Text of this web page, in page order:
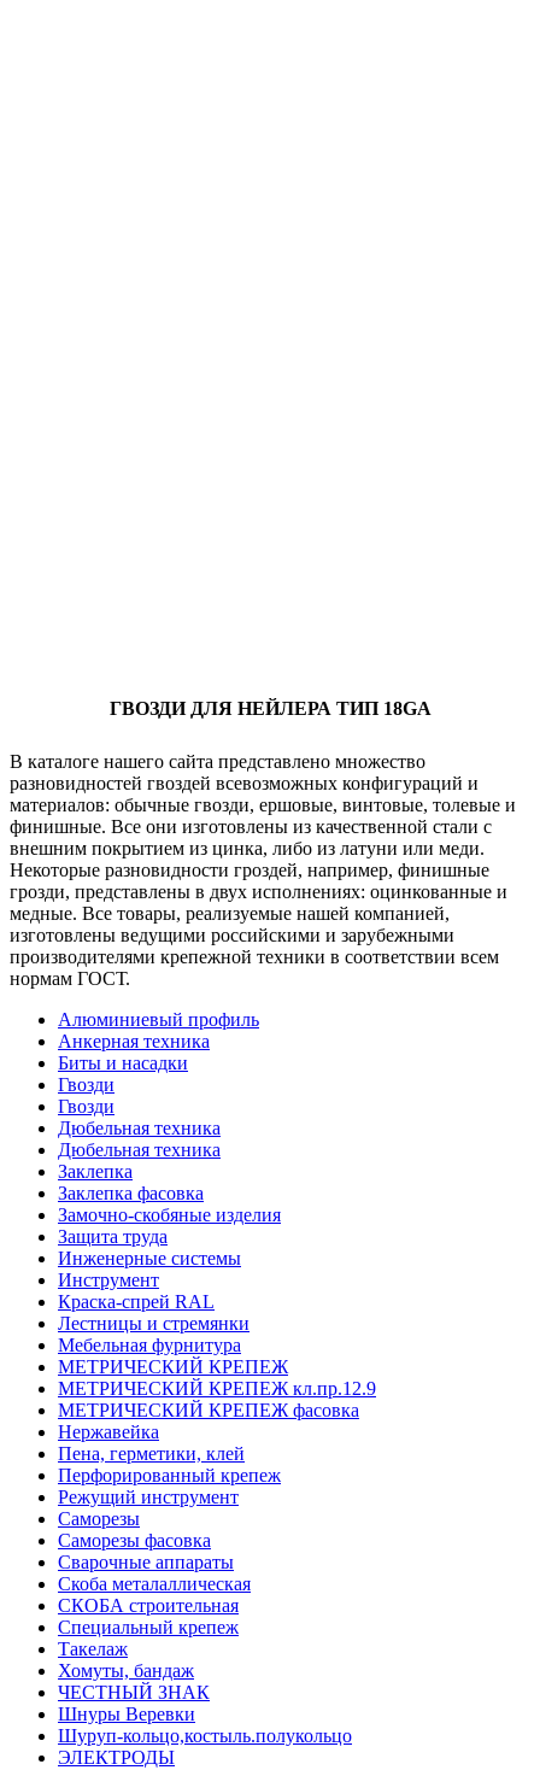
ГВОЗДИ ДЛЯ НЕЙЛЕРА ТИП 18GA
В каталоге нашего сайта представлено множество
разновидностей гвоздей всевозможных конфигураций и
материалов: обычные гвозди, ершовые, винтовые, толевые и
финишные. Все они изготовлены из качественной стали с
внешним покрытием из цинка, либо из латуни или меди.
Некоторые разновидности гроздей, например, финишные
грозди, представлены в двух исполнениях: оцинкованные и
медные. Все товары, реализуемые нашей компанией,
изготовлены ведущими российскими и зарубежными
производителями крепежной техники в соответствии всем
нормам ГОСТ.
Алюминиевый профиль
Анкерная техника
Биты и насадки
Гвозди
Гвозди
Дюбельная техника
Дюбельная техника
Заклепка
Заклепка фасовка
Замочно-скобяные изделия
Защита труда
Инженерные системы
Инструмент
Краска-спрей RAL
Лестницы и стремянки
Мебельная фурнитура
МЕТРИЧЕСКИЙ КРЕПЕЖ
МЕТРИЧЕСКИЙ КРЕПЕЖ кл.пр.12.9
МЕТРИЧЕСКИЙ КРЕПЕЖ фасовка
Нержавейка
Пена, герметики, клей
Перфорированный крепеж
Режущий инструмент
Саморезы
Саморезы фасовка
Сварочные аппараты
Скоба металаллическая
СКОБА строительная
Специальный крепеж
Такелаж
Хомуты, бандаж
ЧЕСТНЫЙ ЗНАК
Шнуры Веревки
Шуруп-кольцо,костыль.полукольцо
ЭЛЕКТРОДЫ